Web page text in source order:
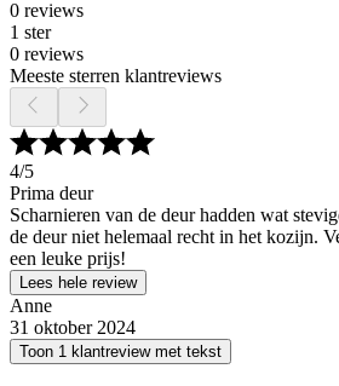
0 reviews
1 ster
0 reviews
Meeste sterren klantreviews
4/5
Prima deur
Scharnieren van de deur hadden wat
de deur niet helemaal recht in het kozijn.
een leuke prijs!
Lees hele review
Anne
31 oktober 2024
Toon 1 klantreview met tekst